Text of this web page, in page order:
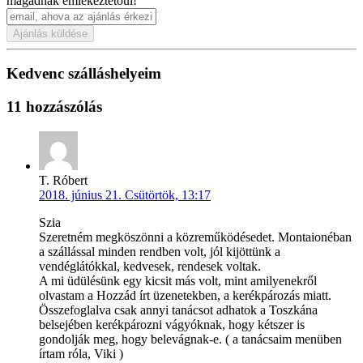
Ajánlás küldése
Kedvenc szálláshelyeim
11 hozzászólás
T. Róbert
2018. június 21. Csütörtök, 13:17
Szia
Szeretném megköszönni a közreműködésedet. Montaionéban
a szállással minden rendben volt, jól kijöttünk a
vendéglátókkal, kedvesek, rendesek voltak.
A mi üdülésünk egy kicsit más volt, mint amilyenekről
olvastam a Hozzád írt üzenetekben, a kerékpározás miatt.
Összefoglalva csak annyi tanácsot adhatok a Toszkána
belsejében kerékpározni vágyóknak, hogy kétszer is
gondolják meg, hogy belevágnak-e. ( a tanácsaim menüben
írtam róla, Viki )